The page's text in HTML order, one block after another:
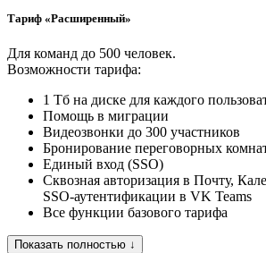
Тариф «Расширенный»
Для команд до 500 человек.
Возможности тарифа:
1 Тб на диске для каждого
Помощь в миграции
Видеозвонки до 300 участников
Бронирование переговорных
Единый вход (SSO)
Сквозная авторизация в Почту,
SSO-аутентификации в VK Teams
Все функции базового тарифа
Показать полностью ↓